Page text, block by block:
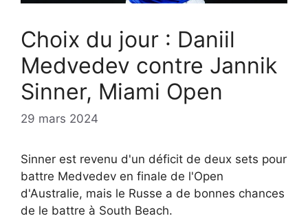
Choix du jour : Daniil
Medvedev contre Jannik
Sinner, Miami Open
29 mars 2024
Sinner est revenu d'un déficit de deux sets pour
battre Medvedev en finale de l'Open
d'Australie, mais le Russe a de bonnes chances
de le battre à South Beach.